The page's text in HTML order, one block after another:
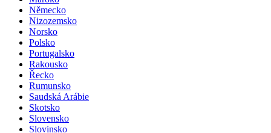
Německo
Nizozemsko
Norsko
Polsko
Portugalsko
Rakousko
Řecko
Rumunsko
Saudská Arábie
Skotsko
Slovensko
Slovinsko